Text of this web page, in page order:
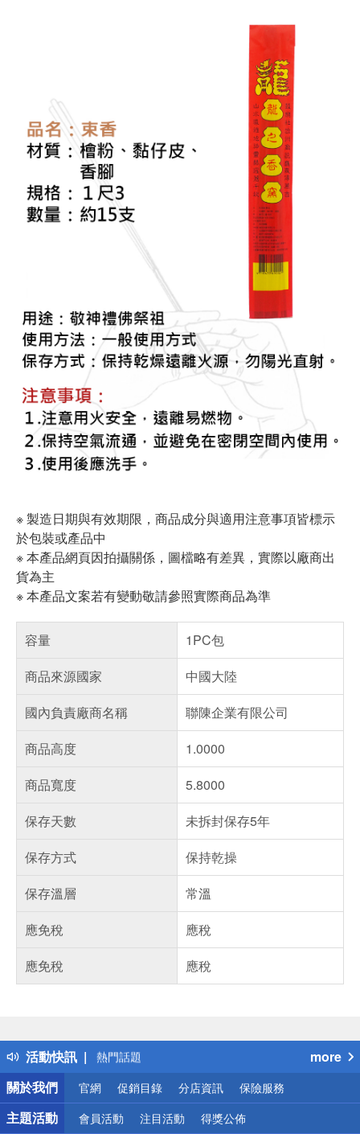
※ 製造日期與有效期限，商品成分與適用注意事項皆標示
於包裝或產品中
※ 本產品網頁因拍攝關係，圖檔略有差異，實際以廠商出
貨為主
※ 本產品文案若有變動敬請參照實際商品為準
容量
1PC包
商品來源國家
中國大陸
國內負責廠商名稱
聯陳企業有限公司
商品高度
1.0000
商品寬度
5.8000
保存天數
未拆封保存5年
保存方式
保持乾操
保存溫層
常溫
應免稅
應稅
應免稅
應稅
活動快訊
得獎公告
熱門話題
銀行優惠
偏遠地區配送
詐騙網頁！請小心！
more
關於我們
官網 促銷目錄 分店資訊 保險服務
主題活動 會員活動 注目活動 得獎公佈